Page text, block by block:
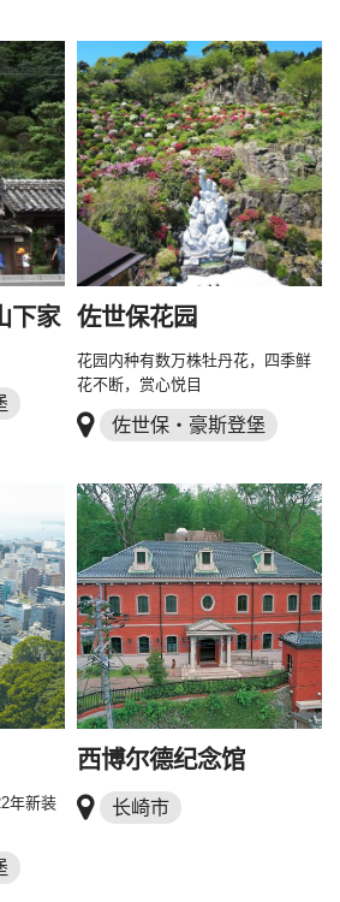
下家
佐世保花园
花园内种有数万株牡丹花，四季鲜
花不断，赏心悦目
佐世保・豪斯登堡
年新装
西博尔德纪念馆
长崎市